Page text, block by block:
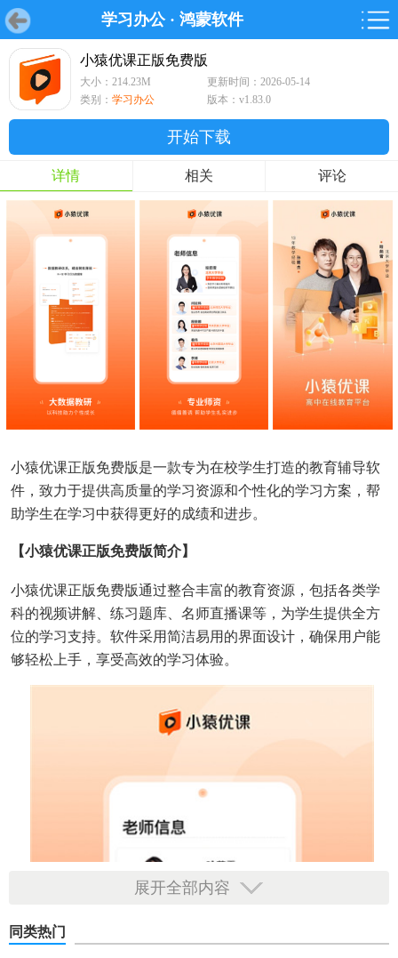
学习办公· 鸿蒙软件
首页 游戏 软件
首页 游戏 软件 鸿蒙
游戏
鸿蒙
软件
专题
小猿优课正版免费版
大小：214.23M
更新时间：2026-05-14
类别： 学习办公 版本：v1.83.0
开始下载
详情 相关 评论
小猿优课正版免费版是一款专为在校学生打造的教育辅导软
件，致力于提供高质量的学习资源和个性化的学习方案，帮
助学生在学习中获得更好的成绩和进步。
【小猿优课正版免费版简介】
小猿优课正版免费版通过整合丰富的教育资源，包括各类学
科的视频讲解、练习题库、名师直播课等，为学生提供全方
位的学习支持。软件采用简洁易用的界面设计，确保用户能
够轻松上手，享受高效的学习体验。
展开全部内容
同类热门